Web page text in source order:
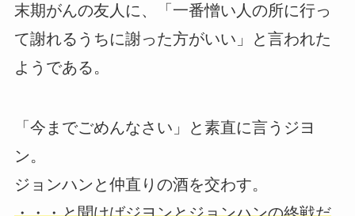
末期がんの友人に、「一番憎い人の所に行っ
て謝れるうちに謝った方がいい」と言われた
ようである。
「今までごめんなさい」と素直に言うジヨ
ン。
ジョンハンと仲直りの酒を交わす。
・・・と聞けばジヨンとジョンハンの終戦だ